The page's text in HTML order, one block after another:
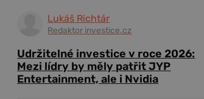
Lukáš Richtár
Redaktor investice.cz
Udržitelné investice v roce 2026:
Mezi lídry by měly patřit JYP
Entertainment, ale i Nvidia